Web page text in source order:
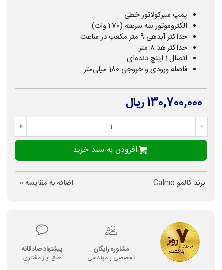
پمپ سیرکولاتور خطی
الکتروموتور سه سرعته (270 وات)
حداکثر آبدهی 9 متر مکعب در ساعت
حداکثر هد 8 متر
اتصال 1 اینچ دنده‌ای
فاصله ورودی و خروجی 180 میلی‌متر
130,700,000 ریال
-
+
افزودن به سبد خرید
برند:کالمو Calmo اضافه به مقایسه 0
مشاوره رایگان
تخصصی و مهندسی
پیشنهاد صادقانه
طبق نیاز مشتری